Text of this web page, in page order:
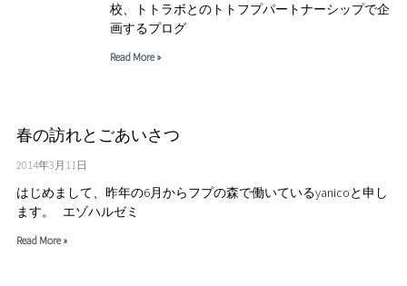
校、トトラボとのトトフプパートナーシップで企
画するプログ
Read More »
春の訪れとごあいさつ
2014年3月11日
はじめまして、昨年の6月からフプの森で働いているyanicoと申し
ます。 エゾハルゼミ
Read More »